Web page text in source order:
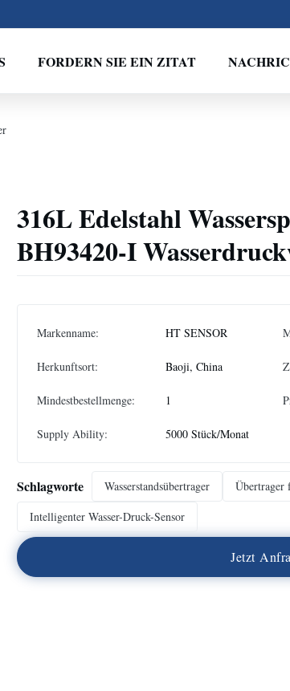
FORDERN SIE EIN ZITAT
316L Edelstahl
BH93420-I
Markenname: HT SENSOR
Herkunftsort: Baoji, China
Mindestbestellmenge: 1
Supply Ability: 5000 Stück/Monat
Schlagworte Wasserstandsübertrager
Übertrager
Intelligenter Wasser-Druck-Sensor
Jetzt Anfra